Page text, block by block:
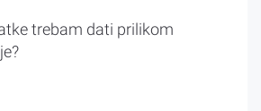
trebam dati prilikom